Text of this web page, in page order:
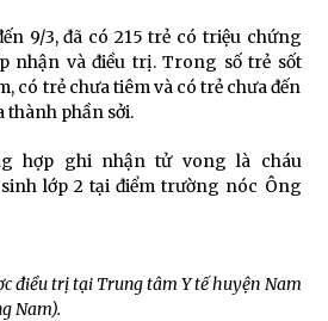
9/3, đã có 215 trẻ có triệu chứng
nhận và điều trị. Trong số trẻ sốt
có trẻ chưa tiêm và có trẻ chưa đến
thành phần sởi.
hợp ghi nhận tử vong là cháu
sinh lớp 2 tại điểm trường nóc Ông
điều trị tại Trung tâm Y tế huyện Nam
Nam).